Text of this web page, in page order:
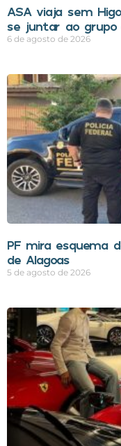
ASA viaja sem
se juntar ao grupo
6 de agosto de 2026
PF mira esquema
de Alagoas
5 de agosto de 2026